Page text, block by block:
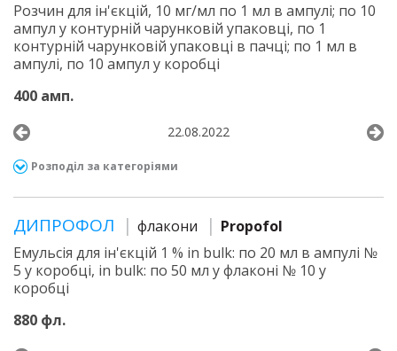
Розчин для ін'єкцій, 10 мг/мл по 1 мл в ампулі; по 10
ампул у контурній чарунковій упаковці, по 1
контурній чарунковій упаковці в пачці; по 1 мл в
ампулі, по 10 ампул у коробці
400 амп.
22.08.2022
Розподіл за категоріями
ДИПРОФОЛ флакони
Propofol
Емульсія для ін'єкцій 1 % in bulk: по 20 мл в ампулі №
5 у коробці, in bulk: по 50 мл у флаконі № 10 у
коробці
880 фл.